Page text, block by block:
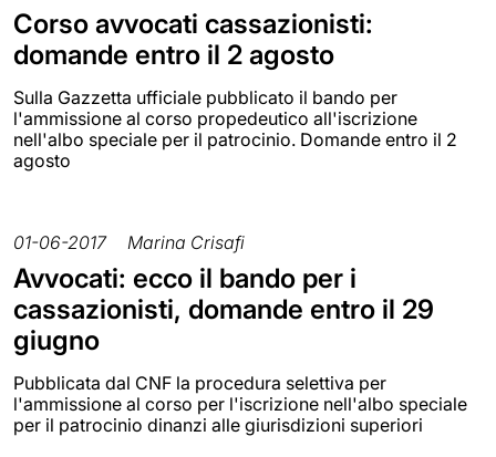
Corso avvocati cassazionisti:
domande entro il 2 agosto
Sulla Gazzetta ufficiale pubblicato il bando per
l'ammissione al corso propedeutico all'iscrizione
nell'albo speciale per il patrocinio. Domande entro il 2
agosto
01-06-2017 Marina Crisafi
Avvocati: ecco il bando per i
cassazionisti, domande entro il 29
giugno
Pubblicata dal CNF la procedura selettiva per
l'ammissione al corso per l'iscrizione nell'albo speciale
per il patrocinio dinanzi alle giurisdizioni superiori